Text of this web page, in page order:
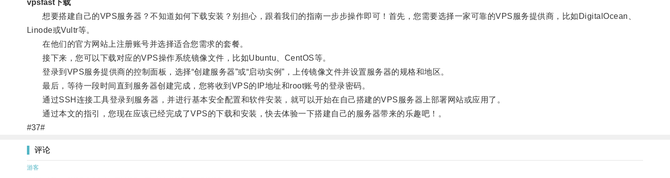
vpsfast下载
想要搭建自己的VPS服务器？不知道如何下载安装？别担心，跟着我们的指南一步步操作即可！首先，您需要选择一家可靠的VPS服务提供商，比如DigitalOcean、
Linode或Vultr等。
在他们的官方网站上注册账号并选择适合您需求的套餐。
接下来，您可以下载对应的VPS操作系统镜像文件，比如Ubuntu、CentOS等。
登录到VPS服务提供商的控制面板，选择“创建服务器”或“启动实例”，上传镜像文件并设置服务器的规格和地区。
最后，等待一段时间直到服务器创建完成，您将收到VPS的IP地址和root账号的登录密码。
通过SSH连接工具登录到服务器，并进行基本安全配置和软件安装，就可以开始在自己搭建的VPS服务器上部署网站或应用了。
通过本文的指引，您现在应该已经完成了VPS的下载和安装，快去体验一下搭建自己的服务器带来的乐趣吧！。
#37#
评论
游客